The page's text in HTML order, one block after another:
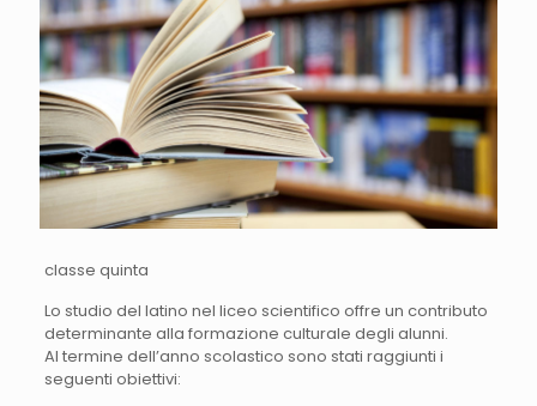
classe quinta
Lo studio del latino nel liceo scientifico offre un contributo
determinante alla formazione culturale degli alunni.
Al termine dell’anno scolastico sono stati raggiunti i
seguenti obiettivi: